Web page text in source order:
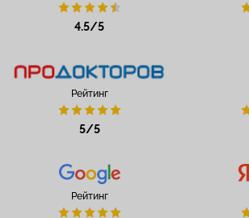
4.5/5
Рейтинг
5/5
Рейтинг